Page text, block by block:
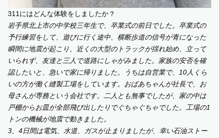
311にはどんな体験をしましたか？
岩手県北上市の中学校三年生で、卒業式の前日でした。卒業式の
予行練習をして、遊びに行く途中、横断歩道の信号が青になった
瞬間に地震が起こり、近くの大型のトラックが揺れ始め、立って
いられず、友達と三人で道路にしゃがみました。家族の安否を確
認したいと、急いで家に帰りました。うちは自営業で、10人くら
いの方が働く縫製工場をしています。おばあちゃんが社長で、お
母さんが専務という会社です。二人とも無事でしたが、家の中は
戸棚からお皿が全部飛び出したりでぐちゃぐちゃでした。工場の1
トンの機械が地震で動きました。
3、4日間は電気、水道、ガスが止まりましたが、幸い石油ストー